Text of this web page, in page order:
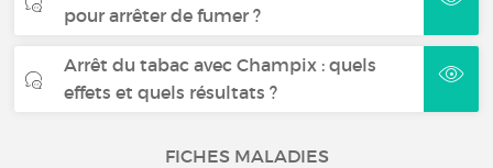
pour arrêter de fumer ?
Arrêt du tabac avec Champix : quels
effets et quels résultats ?
FICHES MALADIES